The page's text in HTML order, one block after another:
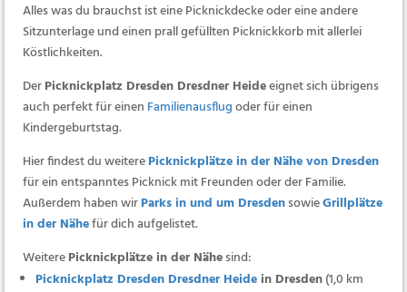
Alles was du brauchst ist eine Picknickdecke oder eine andere
Sitzunterlage und einen prall gefüllten Picknickkorb mit allerlei
Köstlichkeiten.
DerPicknickplatz Dresden Dresdner Heideeignet sich übrigens
auch perfekt für einen Familienausflugoder für einen
Kindergeburtstag.
Hier findest du weiterePicknickplätze in der Nähe von Dresden
für ein entspanntes Picknick mit Freunden oder der Familie.
Außerdem haben wirParks in und um DresdensowieGrillplätze
in der Nähefür dich aufgelistet.
WeiterePicknickplätze in der Nähesind:
Picknickplatz Dresden Dresdner Heide in Dresden(1,0 km